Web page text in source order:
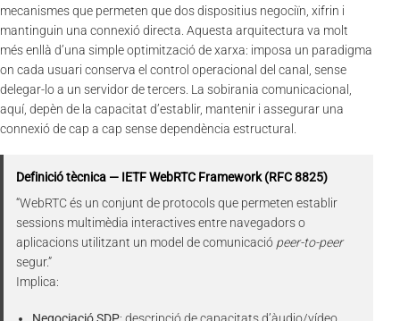
mecanismes que permeten que dos dispositius negociïn, xifrin i
mantinguin una connexió directa. Aquesta arquitectura va molt
més enllà d’una simple optimització de xarxa: imposa un paradigma
on cada usuari conserva el control operacional del canal, sense
delegar-lo a un servidor de tercers. La sobirania comunicacional,
aquí, depèn de la capacitat d’establir, mantenir i assegurar una
connexió de cap a cap sense dependència estructural.
Definició tècnica — IETF WebRTC Framework (RFC 8825)
“WebRTC és un conjunt de protocols que permeten establir
sessions multimèdia interactives entre navegadors o
aplicacions utilitzant un model de comunicació peer-to-peer
segur.”
Implica:
Negociació SDP: descripció de capacitats d’àudio/vídeo,